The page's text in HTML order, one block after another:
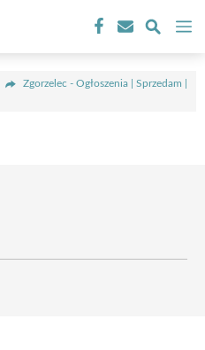
Zgorzelec - Ogłoszenia | Sprzedam |